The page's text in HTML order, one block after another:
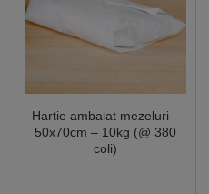
Hartie ambalat mezeluri –
50x70cm – 10kg (@ 380
coli)